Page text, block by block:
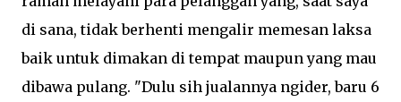
di sana, tidak berhenti mengalir memesan laksa
baik untuk dimakan di tempat maupun yang mau
dibawa pulang. "Dulu sih jualannya ngider, baru 6